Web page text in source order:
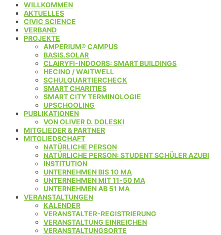
WILLKOMMEN
AKTUELLES
CIVIC SCIENCE
VERBAND
PROJEKTE
AMPERIUM® CAMPUS
BASIS.SOLAR
CLAIRYFI-INDOORS: SMART BUILDINGS
HECINO / WAITWELL
SCHULQUARTIERCHECK
SMART CHARITIES
SMART CITY TERMINOLOGIE
UPSCHOOLING
PUBLIKATIONEN
VON OLIVER D. DOLESKI
MITGLIEDER & PARTNER
MITGLIEDSCHAFT
NATÜRLICHE PERSON
NATÜRLICHE PERSON: STUDENT SCHÜLER AZUBI
INSTITUTION
UNTERNEHMEN BIS 10 MA
UNTERNEHMEN MIT 11-50 MA
UNTERNEHMEN AB 51 MA
VERANSTALTUNGEN
KALENDER
VERANSTALTER-REGISTRIERUNG
VERANSTALTUNG EINREICHEN
VERANSTALTUNGSORTE